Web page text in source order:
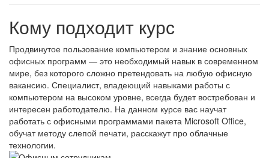
Кому подходит курс
Продвинутое пользование компьютером и знание основных
офисных программ — это необходимый навык в современном
мире, без которого сложно претендовать на любую офисную
вакансию. Специалист, владеющий навыками работы с
компьютером на высоком уровне, всегда будет востребован и
интересен работодателю. На данном курсе вас научат
работать с офисными программами пакета Microsoft Office,
обучат методу слепой печати, расскажут про облачные
технологии.